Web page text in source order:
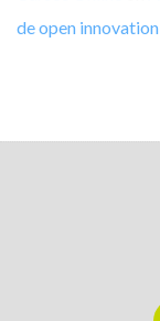
de open